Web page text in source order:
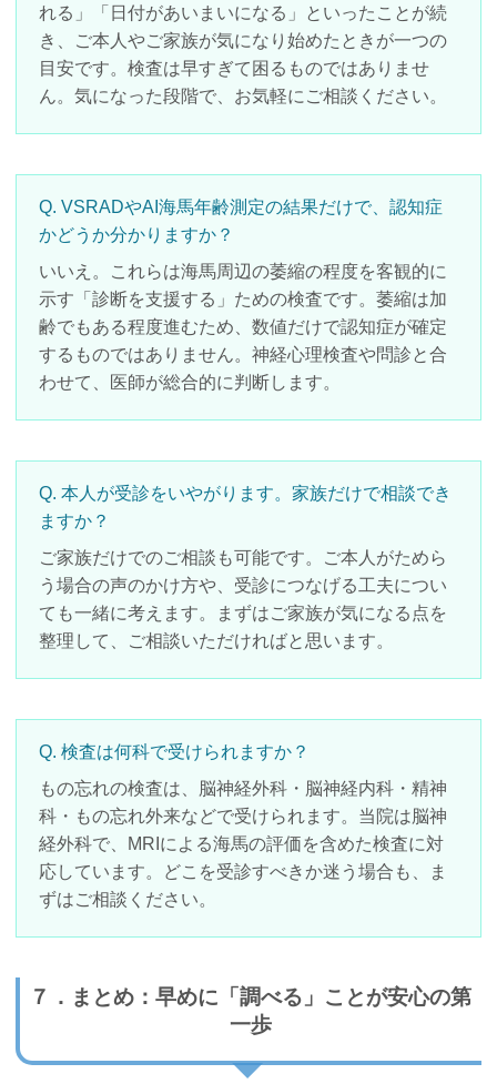
れる」「日付があいまいになる」といったことが続
き、ご本人やご家族が気になり始めたときが一つの
目安です。検査は早すぎて困るものではありませ
ん。気になった段階で、お気軽にご相談ください。
Q. VSRADやAI海馬年齢測定の結果だけで、認知症
かどうか分かりますか？
いいえ。これらは海馬周辺の萎縮の程度を客観的に
示す「診断を支援する」ための検査です。萎縮は加
齢でもある程度進むため、数値だけで認知症が確定
するものではありません。神経心理検査や問診と合
わせて、医師が総合的に判断します。
Q. 本人が受診をいやがります。家族だけで相談でき
ますか？
ご家族だけでのご相談も可能です。ご本人がためら
う場合の声のかけ方や、受診につなげる工夫につい
ても一緒に考えます。まずはご家族が気になる点を
整理して、ご相談いただければと思います。
Q. 検査は何科で受けられますか？
もの忘れの検査は、脳神経外科・脳神経内科・精神
科・もの忘れ外来などで受けられます。当院は脳神
経外科で、MRIによる海馬の評価を含めた検査に対
応しています。どこを受診すべきか迷う場合も、ま
ずはご相談ください。
７．まとめ：早めに「調べる」ことが安心の第
一歩